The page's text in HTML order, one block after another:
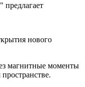
предлагает
нового
магнитные моменты